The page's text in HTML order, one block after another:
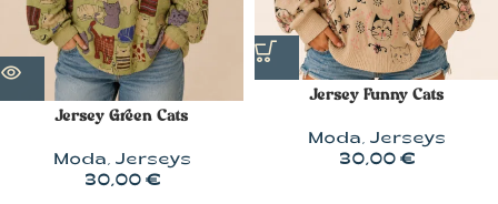
Jersey Green Cats
Moda, Jerseys
30,00 €
Jersey Funny Cats
Moda, Jerseys
30,00 €